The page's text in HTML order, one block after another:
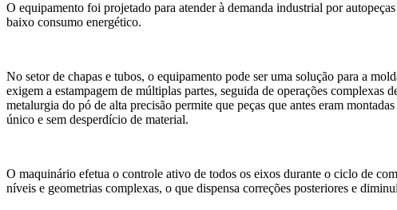
O equipamento foi projetado para atender à demanda industrial por
baixo consumo energético.
No setor de chapas e tubos, o equipamento pode ser uma solução para a
exigem a estampagem de múltiplas partes, seguida de operações
metalurgia do pó de alta precisão permite que peças que antes eram
único e sem desperdício de material.
O maquinário efetua o controle ativo de todos os eixos durante o ciclo de
níveis e geometrias complexas, o que dispensa correções posteriores e